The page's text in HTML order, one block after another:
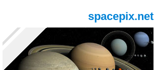
spacepix.net